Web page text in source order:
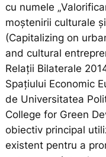
cu numele „
moștenirii culturale
(Capitalizing on
and cultural
Relaţii Bilaterale
Spațiului Economic
de Universitatea
College for Green
obiectiv principal
existent pentru a